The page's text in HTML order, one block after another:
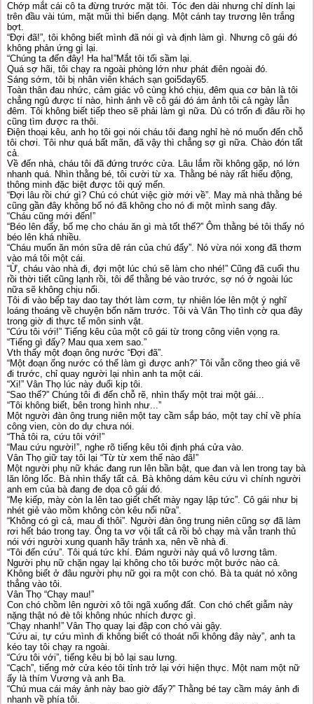
Chớp mắt cái cô ta đừng trước mặt tôi. Tóc đen dài nhưng chỉ dính lại
trên đầu vài túm, mặt mũi thì biến dạng. Một cánh tay trương lên trắng
bợt.
“Đợi đã!”, tôi không biết mình đã nói gì và định làm gì. Nhưng cô gái đó
không phản ứng gì lại.
“Chúng ta đến đây! Ha ha!”Mắt tôi tối sầm lại.
Quá sợ hãi, tôi chạy ra ngoài phòng lớn như phát điên ngoài đó.
Sáng sớm, tôi bị nhân viên khách sạn goi5day65.
Toàn thân đau nhức, cảm giác vô cùng khó chịu, đêm qua cơ bản là tôi
chẳng ngủ được tí nào, hình ảnh về cô gái đó ám ảnh tôi cả ngày lẫn
đêm. Tôi không biết tiếp theo sẽ phải làm gì nữa. Dù có trốn đi đâu rồi họ
cũng tìm được ra thôi.
Điện thoại kêu, anh họ tôi gọi nói cháu tôi đang nghỉ hè nó muốn đến chỗ
tôi chơi. Tôi như quá bất mãn, đã vậy thì chẳng sợ gì nữa. Chào đón tất
cả.
Về đến nhà, cháu tôi đã đứng trước cửa. Lâu lắm rồi không gặp, nó lớn
nhanh quá. Nhìn thằng bé, tôi cười từ xa. Thằng bé này rất hiếu động,
thông minh đặc biệt được tôi quý mến.
“Đợi lâu rồi chứ gì? Chú có chút việc giờ mới về”. May mà nhà thằng bé
cũng gần đây không bố nó đã không cho nó đi một mình sang đây.
“Cháu cũng mới đến!”
“Béo lên đấy, bố mẹ cho cháu ăn gì mà tốt thế?” Ôm thằng bé tôi thấy nó
béo lên khá nhiều.
“Cháu muốn ăn món sữa dê rán của chú đấy”. Nó vừa nói xong đã thơm
vào má tôi một cái.
“Ừ, cháu vào nhà đi, đợi một lúc chú sẽ làm cho nhé!” Cũng đã cuối thu
rồi thời tiết cũng lạnh rồi, tôi để thằng bé vào trước, sợ nó ở ngoài lúc
nữa sẽ không chịu nổi.
Tôi đi vào bếp tay dao tay thớt làm cơm, tự nhiên lóe lên một ý nghĩ
loáng thoáng về chuyện bốn năm trước. Tôi và Vân Thọ tình cờ qua đây
trong giờ đi thực tế môn sinh vật.
“Cứu tôi với!” Tiếng kêu của một cô gái từ trong công viên vọng ra.
“Tiếng gì đấy? Mau qua xem sao.”
Vth thấy một đoạn ông nước “Đợi đã”.
“Một đoạn ống nước có thể làm gì được anh?” Tôi vẫn cõng theo giá vẽ
đi trước, chỉ quay người lại nhìn anh ta một cái.
“Xi!” Vân Thọ lúc này đuổi kịp tôi.
“Sao thế?” Chúng tôi đi đến chỗ rẽ, nhìn thấy một trai một gái...
“Tôi không biết, bên trong hình như...”
Một người đàn ông trung niên một tay cầm sắp báo, một tay chỉ về phía
công vien, còn do dự chưa nói.
“Thả tôi ra, cứu tôi với!”
“Mau cứu người!”, nghe rõ tiếng kêu tôi định phá cửa vào.
Vân Thọ giữ tay tôi lại “Từ từ xem thế nào đã!”
Một người phụ nữ khác đang run lên bần bật, que đan và len trong tay bà
lăn lông lốc. Bà nhìn thấy tất cả. Bà không dám kêu cứu vì chính người
anh em của bà đang đe dọa cô gái đó.
“Mẹ kiếp, mày còn la lên tao giết chết mày ngay lập tức”. Cô gái như bị
nhét giẻ vào mồm không còn kêu nổi nữa”.
“Không có gì cả, mau đi thôi”. Người đàn ông trung niên cũng sợ đã làm
rơi hết báo trong tay. Ông ta vơ vội tất cả rồi bỏ chạy mà vẫn tranh thủ
nói với người xung quanh hãy tránh xa, nên về nhà đi.
“Tôi đến cứu”. Tôi quá tức khí. Đám người này quá vô lương tâm.
Người phụ nữ chặn ngay lại không cho tôi bước một bước nào cả.
Không biết ở đâu người phụ nữ gọi ra một con chó. Bà ta quát nó xông
thẳng vào tôi.
Vân Thọ “Chạy mau!”
Con chó chồm lên người xô tôi ngã xuống đất. Con chó chết giẫm này
nặng thật nó đè tôi không nhúc nhích được gì.
“Chạy nhanh!” Vân Thọ quay lại đập con chó vài gậy.
“Cứu ai, tự cứu mình đi không biết có thoát nổi không đây này”, anh ta
kéo tay tôi chạy ra ngoài.
“Cứu tôi với”, tiếng kêu bị bỏ lại sau lưng.
“Cạch”, tiếng mở cửa kéo tôi tỉnh trở lại với hiện thực. Một nam một nữ
ấy là thím Vương và anh Ba.
“Chú mua cái máy ảnh này bao giờ đấy?” Thằng bé tay cầm máy ảnh đi
nhanh về phía tôi.